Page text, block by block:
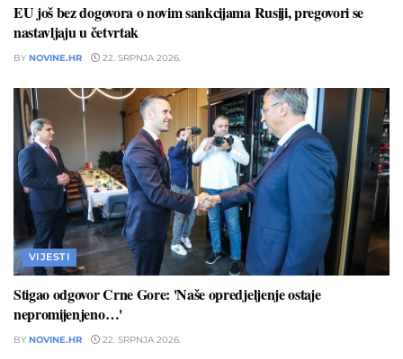
EU još bez dogovora o novim sankcijama Rusiji, pregovori se
nastavljaju u četvrtak
BY NOVINE.HR 22. SRPNJA 2026.
VIJESTI
Stigao odgovor Crne Gore: 'Naše opredjeljenje ostaje
nepromijenjeno…'
BY NOVINE.HR 22. SRPNJA 2026.